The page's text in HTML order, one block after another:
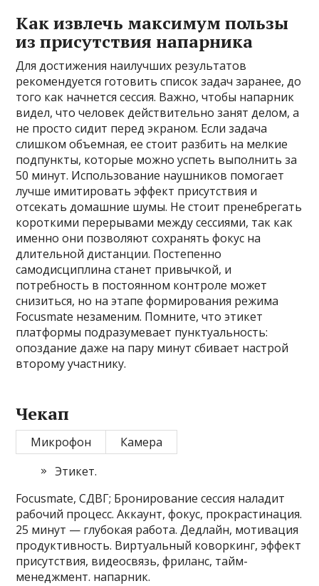
Как извлечь максимум пользы
из присутствия напарника
Для достижения наилучших результатов
рекомендуется готовить список задач заранее, до
того как начнется сессия. Важно, чтобы напарник
видел, что человек действительно занят делом, а
не просто сидит перед экраном. Если задача
слишком объемная, ее стоит разбить на мелкие
подпункты, которые можно успеть выполнить за
50 минут. Использование наушников помогает
лучше имитировать эффект присутствия и
отсекать домашние шумы. Не стоит пренебрегать
короткими перерывами между сессиями, так как
именно они позволяют сохранять фокус на
длительной дистанции. Постепенно
самодисциплина станет привычкой, и
потребность в постоянном контроле может
снизиться, но на этапе формирования режима
Focusmate незаменим. Помните, что этикет
платформы подразумевает пунктуальность:
опоздание даже на пару минут сбивает настрой
второму участнику.
Чекап
Микрофон
Камера
Этикет.
Focusmate, СДВГ; Бронирование сессия наладит
рабочий процесс. Аккаунт, фокус, прокрастинация.
25 минут — глубокая работа. Дедлайн, мотивация
продуктивность. Виртуальный коворкинг, эффект
присутствия, видеосвязь, фриланс, тайм-
менеджмент. напарник.